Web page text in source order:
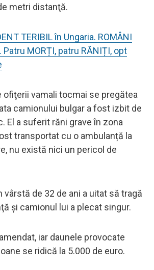
metri distanţă.
TERIBIL în Ungaria. ROMÂNI
Patru MORȚI, patru RĂNIȚI, opt
ofiţerii vamali tocmai se pregătea
camionului bulgar a fost izbit de
El a suferit răni grave în zona
transportat cu o ambulanță la
nu există nici un pericol de
vârstă de 32 de ani a uitat să tragă
şi camionul lui a plecat singur.
iar daunele provocate
se ridică la 5.000 de euro.